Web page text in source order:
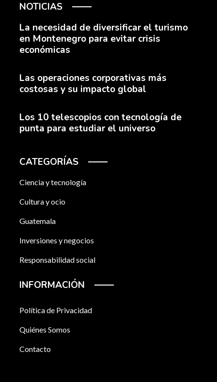
NOTICIAS
La necesidad de diversificar el turismo
en Montenegro para evitar crisis
económicas
Las operaciones corporativas más
costosas y su impacto global
Los 10 telescopios con tecnología de
punta para estudiar el universo
CATEGORÍAS
Ciencia y tecnología
Cultura y ocio
Guatemala
Inversiones y negocios
Responsabilidad social
INFORMACIÓN
Política de Privacidad
Quiénes Somos
Contacto